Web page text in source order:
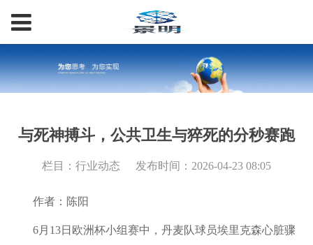
与死神搏斗，公共卫生与猝死的分秒赛跑
栏目：行业动态 发布时间：2026-04-23 08:05
作者：陈阳
6月13日欧洲杯小组赛中，丹麦队球员埃里克森心脏骤